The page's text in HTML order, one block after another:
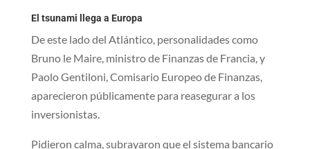
El tsunami llega a Europa
De este lado del Atlántico, personalidades como
Bruno le Maire, ministro de Finanzas de Francia, y
Paolo Gentiloni, Comisario Europeo de Finanzas,
aparecieron públicamente para reasegurar a los
inversionistas.
Pidieron calma, subrayaron que el sistema bancario